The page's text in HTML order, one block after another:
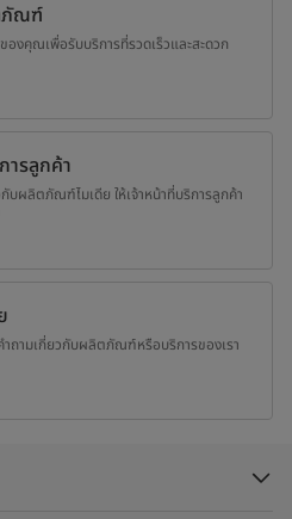
ภัณฑ์
งคุณเพื่อรับบริการที่รวดเร็วและสะดวก
รลูกค้า
บผลิตภัณฑ์ไมเดีย ให้เจ้าหน้าที่บริการลูกค้า
ถามเกี่ยวกับผลิตภัณฑ์หรือบริการของเรา